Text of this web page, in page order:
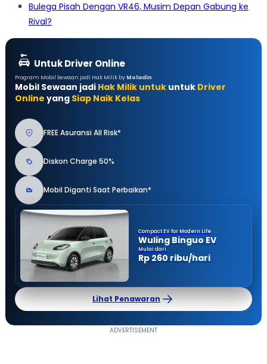
Bulega Pisah Dengan VR46, Musim Depan Gabung ke
Rival?
Untuk Driver Online
Program Mobil Sewaan jadi Hak Milik by Moladin
Mobil Sewaan jadi Hak Milik untuk untuk Driver
Online yang Siap Naik Kelas
FREE Asuransi All Risk*
Diskon Charge 50%
Mobil Diganti Saat Perbaikan*
Compact EV for Modern Life
Wuling Binguo EV
Mulai dari
Rp 260 ribu/hari
Lihat Penawaran